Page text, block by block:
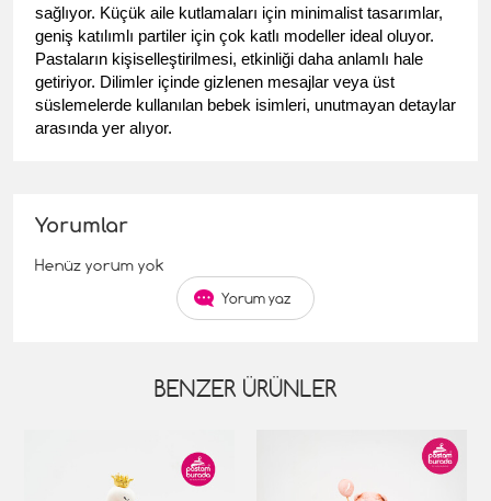
sağlıyor. Küçük aile kutlamaları için minimalist tasarımlar,
geniş katılımlı partiler için çok katlı modeller ideal oluyor.
Pastaların kişiselleştirilmesi, etkinliği daha anlamlı hale
getiriyor. Dilimler içinde gizlenen mesajlar veya üst
süslemelerde kullanılan bebek isimleri, unutmayan detaylar
arasında yer alıyor.
Yorumlar
Henüz yorum yok
Yorum yaz
BENZER ÜRÜNLER